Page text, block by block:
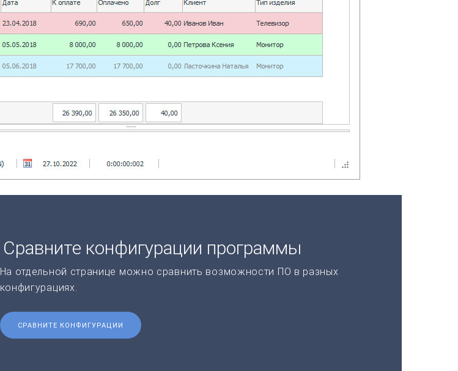
Сравните конфигурации программы
На отдельной странице можно сравнить возможности ПО в разных
конфигурациях.
СРАВНИТЕ КОНФИГУРАЦИИ